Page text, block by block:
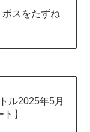
ボスをたずね
ル2025年5月
】